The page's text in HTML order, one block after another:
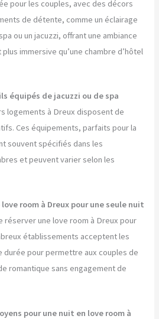
pour les couples, avec des décors
de détente, comme un éclairage
ou un jacuzzi, offrant une ambiance
immersive qu’une chambre d’hôtel
équipés de jacuzzi ou de spa
logements à Dreux disposent de
Ces équipements, parfaits pour la
souvent spécifiés dans les
et peuvent varier selon les
room à Dreux pour une seule nuit
réserver une love room à Dreux pour
établissements acceptent les
pour permettre aux couples de
romantique sans engagement de
pour une nuit en love room à